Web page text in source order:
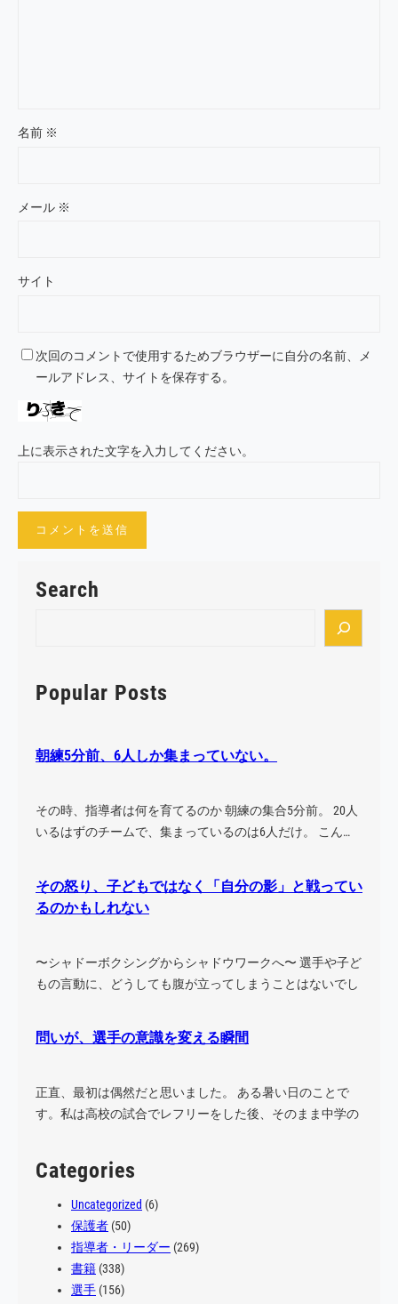
名前 ※
メール ※
サイト
次回のコメントで使用するためブラウザーに自分の名前、メ
ールアドレス、サイトを保存する。
上に表示された文字を入力してください。
Search
r
cPopular Posts
朝練5分前、6人しか集まっていない。
その時、指導者は何を育てるのか 朝練の集合5分前。 20人
いるはずのチームで、集まっているのは6人だけ。 こん…
その怒り、子どもではなく「自分の影」と戦ってい
るのかもしれない
〜シャドーボクシングからシャドウワークへ〜 選手や子ど
もの言動に、どうしても腹が立ってしまうことはないでし
問いが、選手の意識を変える瞬間
正直、最初は偶然だと思いました。 ある暑い日のことで
す。私は高校の試合でレフリーをした後、そのまま中学の
Categories
Uncategorized (6)
保護者 (50)
指導者・リーダー (269)
書籍 (338)
選手 (156)